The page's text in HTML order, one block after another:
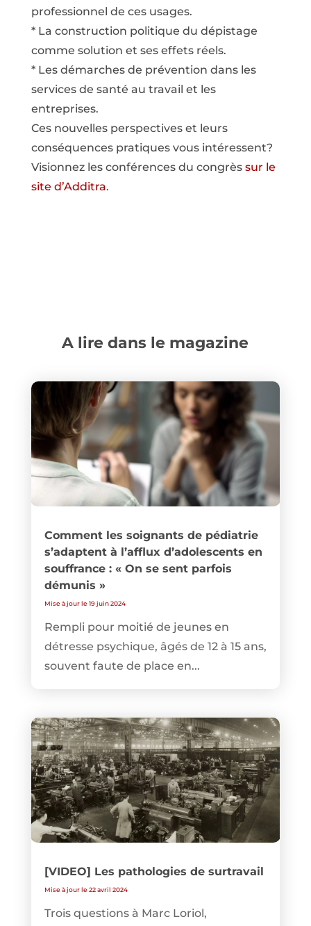
professionnel de ces usages.
* La construction politique du dépistage
comme solution et ses effets réels.
* Les démarches de prévention dans les
services de santé au travail et les
entreprises.
Ces nouvelles perspectives et leurs
conséquences pratiques vous intéressent?
Visionnez les conférences du congrès sur le
site d’Additra.
A lire dans le magazine
Comment les soignants de pédiatrie
s’adaptent à l’afflux d’adolescents en
souffrance : « On se sent parfois
démunis »
Mise à jour le 19 juin 2024
Rempli pour moitié de jeunes en
détresse psychique, âgés de 12 à 15 ans,
souvent faute de place en...
[VIDEO] Les pathologies de surtravail
Mise à jour le 22 avril 2024
Trois questions à Marc Loriol,